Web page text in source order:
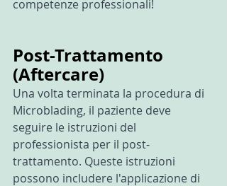
competenze professionali!
Post-Trattamento
(Aftercare)
Una volta terminata la procedura di
Microblading, il paziente deve
seguire le istruzioni del
professionista per il post-
trattamento. Queste istruzioni
possono includere l'applicazione di